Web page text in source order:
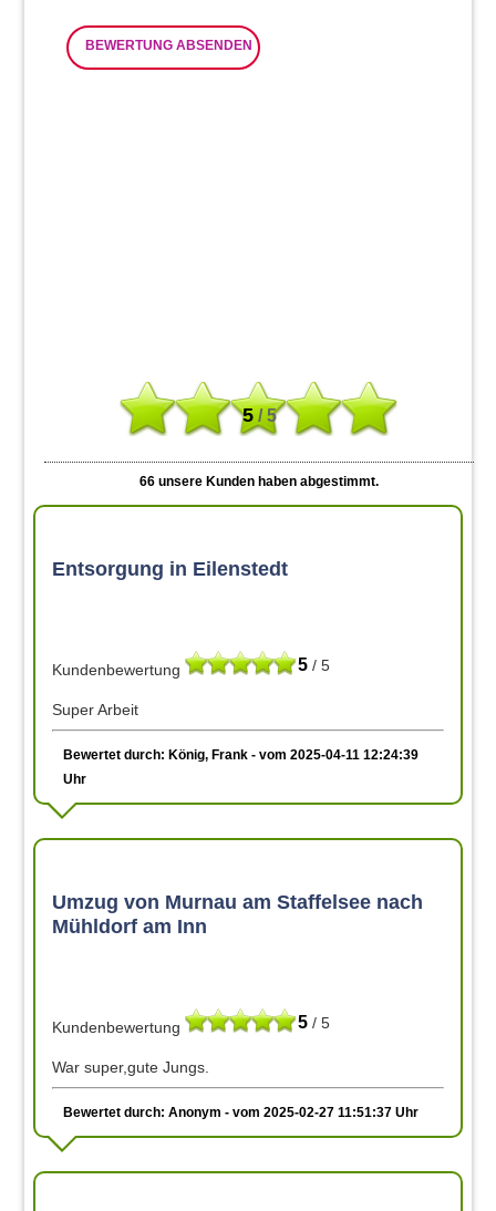
BEWERTUNG ABSENDEN
5/ 5
66 unsere Kunden haben abgestimmt.
Entsorgung in Eilenstedt
5 / 5
Kundenbewertung
Super Arbeit
Bewertet durch: König, Frank - vom 2025-04-11 12:24:39
Uhr
Umzug von Murnau am Staffelsee nach
Mühldorf am Inn
5 / 5
Kundenbewertung
War super,gute Jungs.
Bewertet durch: Anonym - vom 2025-02-27 11:51:37 Uhr